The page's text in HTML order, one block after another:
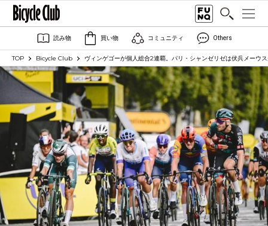
読み物 買い物 コミュニティ Others
TOP Bicycle Club ヴィンゲゴーが個人総合2連覇。パリ・シャンゼリゼは伏兵メーウ